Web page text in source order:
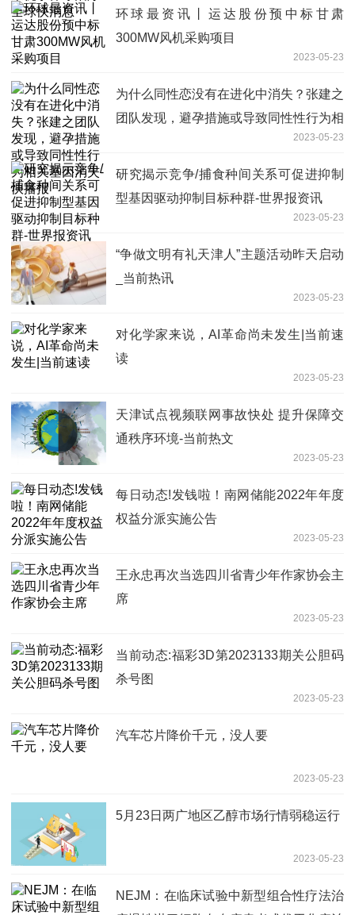
环球最资讯丨运达股份预中标甘肃
300MW风机采购项目
2023-05-23
为什么同性恋没有在进化中消失？张建之
团队发现，避孕措施或导致同性性行为相
2023-05-23
研究揭示竞争/捕食种间关系可促进抑制
型基因驱动抑制目标种群-世界报资讯
2023-05-23
“争做文明有礼天津人”主题活动昨天启动
_当前热讯
2023-05-23
对化学家来说，AI革命尚未发生|当前速
读
2023-05-23
天津试点视频联网事故快处 提升保障交
通秩序环境-当前热文
2023-05-23
每日动态!发钱啦！南网储能2022年年度
权益分派实施公告
2023-05-23
王永忠再次当选四川省青少年作家协会主
席
2023-05-23
当前动态:福彩3D第2023133期关公胆码
杀号图
2023-05-23
汽车芯片降价千元，没人要
2023-05-23
5月23日两广地区乙醇市场行情弱稳运行
2023-05-23
NEJM：在临床试验中新型组合性疗法治